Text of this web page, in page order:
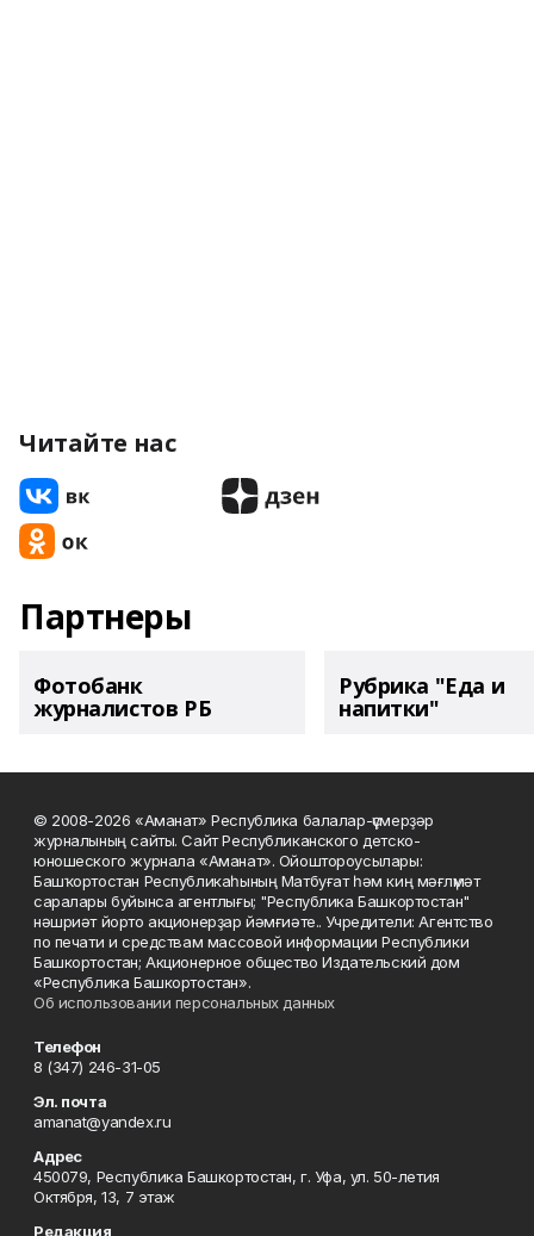
Читайте нас
Партнеры
Фотобанк
журналистов РБ
Рубрика "Еда и
напитки"
© 2008-2026 «Аманат» Республика балалар-үҫмерҙәр
журналының сайты. Сайт Республиканского детско-
юношеского журнала «Аманат». Ойоштороусылары:
Башҡортостан Республикаһының Матбуғат һәм киң мәғлүмәт
саралары буйынса агентлығы; "Республика Башкортостан"
нәшриәт йорто акционерҙар йәмғиәте.. Учредители: Агентство
по печати и средствам массовой информации Республики
Башкортостан; Акционерное общество Издательский дом
«Республика Башкортостан».
Об использовании персональных данных
Телефон
8 (347) 246-31-05
Эл. почта
amanat@yandex.ru
Адрес
450079, Республика Башкортостан, г. Уфа, ул. 50-летия
Октября, 13, 7 этаж
Редакция